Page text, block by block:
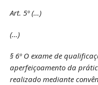
Art. 5º (…)
(…)
§ 6º O exame de
aperfeiçoamento da
realizado mediante